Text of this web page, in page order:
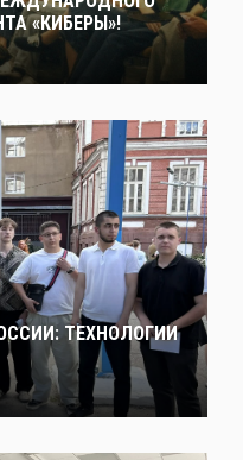
«КИБЕРЫ»!
ТЕХНОЛОГИИ